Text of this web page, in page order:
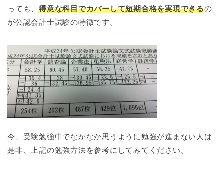
っても、得意な科目でカバーして短期合格を実現できるの
が公認会計士試験の特徴です。
今、受験勉強中でなかなか思うように勉強が進まない人は
是非、上記の勉強方法を参考にしてみてください。